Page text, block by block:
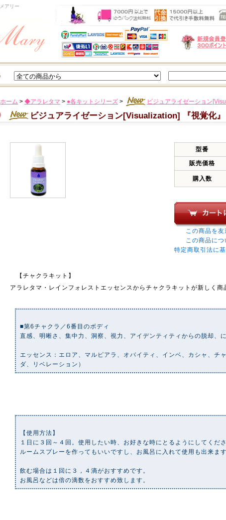
アリー
ホーム > ◆アラレタマ > ●各キットシリーズ > ビジュアライゼーション
ビジュアライゼーション[Visualization] 『視
型番
販売価格
購入数
この商品を友
この商品に
特定商取引法に
【チャクラキット】
アラレタマ・レインフォレストエッセンスからチャクラキットが新しく商
■第6チャクラ／6番目のボディ
直感、明晰さ、集中力、洞察、視力、アイデンティティからの脱却、
エッセンス：エロア、マルピアラ、オバイティ、インベ、カシャ、チ
ダ、リベレーション）
【使用方法】
１日に３回～４回。使用したい時、お好きな時にとるようにしてくださ
ルームスプレーを作ってもいいですし、お風呂に入れて使用も出来ます
飲む場合は１回に３，４滴がおすすめです。
お風呂などは倍の滴数をおすすめ致します。